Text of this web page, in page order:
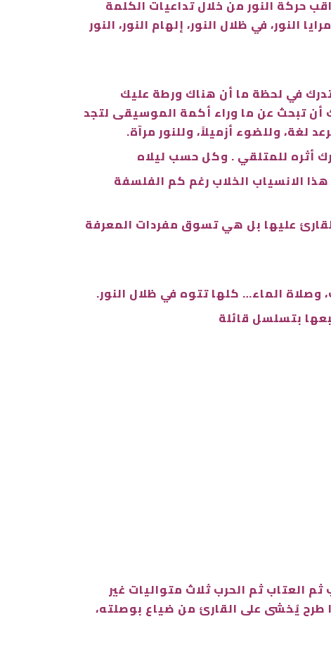
تراقب حركة النور من خلال تداعيات الكلمة
في ظلال النور، إلهام النور، النور
في لحظة ما أن هناك ورطة عليك
أن تبحث عن ما وراء أكمة الموسيقى لتجد
لغة، وللضوء أزميلاً، وللنور مرآة.
أثره للمتلقي . وكل حسب ليلاه
الانسياب الخلاب رغم كم الفلسفة
عليها بل هي تسوق مفردات المعرفة
وصلاة الماء… كلها تتوه في ظلال النور.
بتسلسل قائلة
العتاب ثم الحرب ثلاث متواليات غير
طرح يُخشى على القارئ من ضياع بوصلته،